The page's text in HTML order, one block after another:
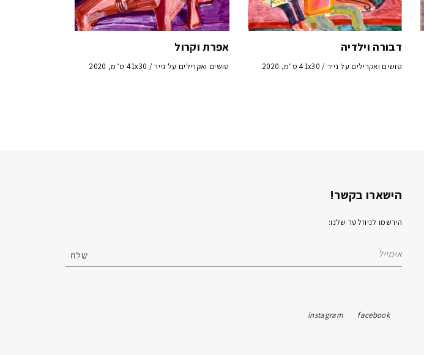
דבורה וילדיה
טושים ואקרילים על נייר / 41x30 ס״מ, 2020
אפרת וקרול
טושים ואקרילים על נייר / 41x30 ס״מ, 2020
הישארו בקשר!
הירשמו לניוזלטר שלנו:
facebook
instagram